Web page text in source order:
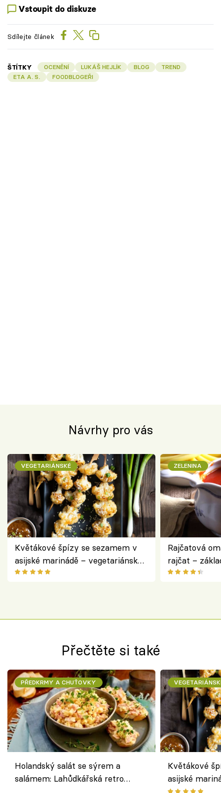
Vstoupit do diskuze
Sdílejte článek
ŠTÍTKY OCENĚNÍ LUKÁŠ HEJLÍK BLOG
TREND
ETA A. S.
FOODBLOGEŘI
Návrhy pro vás
VEGETARIÁNSKÉ
Květákové špízy se sezamem v
asijské marinádě – vegetariánská
chuťovka z grilu
ZELENINA
Rajčatová
rajčat –
Přečtěte si také
PŘEDKRMY A CHUŤOVKY
Holandský salát se sýrem a
salámem: Lahůdkářská retro
Květákové
asijské